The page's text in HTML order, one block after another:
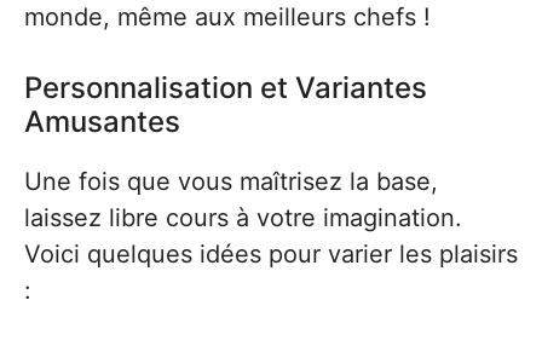
monde, même aux meilleurs chefs !
Personnalisation et Variantes
Amusantes
Une fois que vous maîtrisez la base,
laissez libre cours à votre imagination.
Voici quelques idées pour varier les plaisirs
: